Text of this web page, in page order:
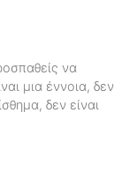
να
μια έννοια, δεν
δεν είναι